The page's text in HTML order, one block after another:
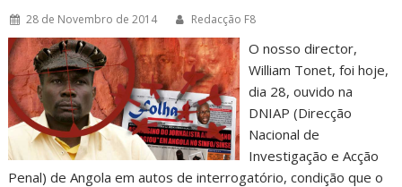
28 de Novembro de 2014 Redacção F8
O nosso director,
William Tonet, foi hoje,
dia 28, ouvido na
DNIAP (Direcção
Nacional de
Investigação e Acção
Penal) de Angola em autos de interrogatório, condição que o